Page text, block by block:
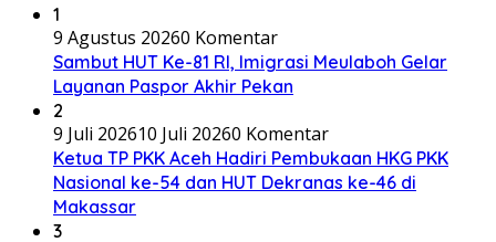
1
9 Agustus 20260 Komentar
Sambut HUT Ke-81 RI, Imigrasi Meulaboh Gelar
Layanan Paspor Akhir Pekan
2
9 Juli 202610 Juli 20260 Komentar
Ketua TP PKK Aceh Hadiri Pembukaan HKG PKK
Nasional ke-54 dan HUT Dekranas ke-46 di
Makassar
3